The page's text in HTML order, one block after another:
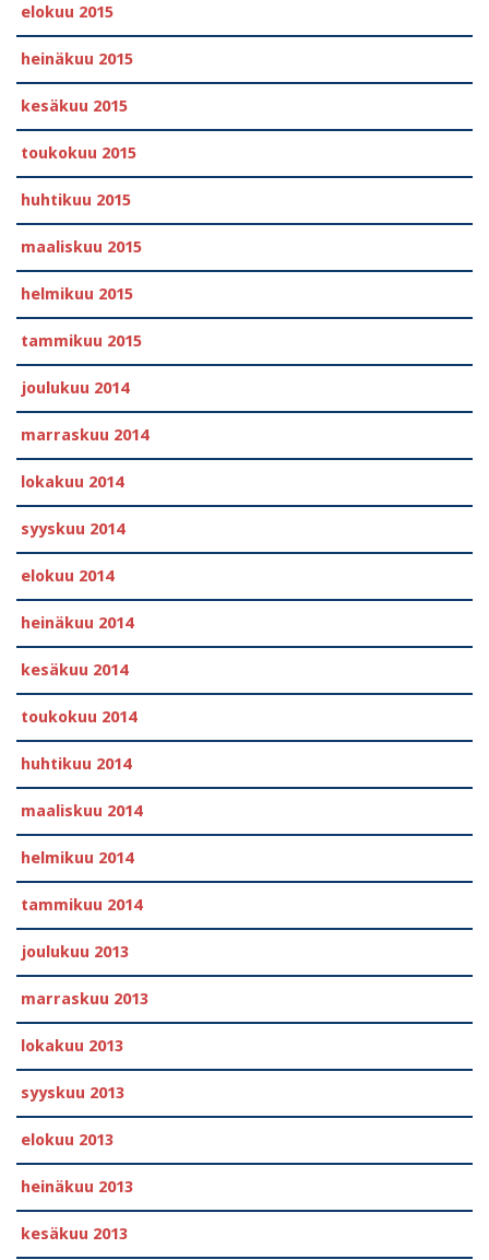
elokuu 2015
heinäkuu 2015
kesäkuu 2015
toukokuu 2015
huhtikuu 2015
maaliskuu 2015
helmikuu 2015
tammikuu 2015
joulukuu 2014
marraskuu 2014
lokakuu 2014
syyskuu 2014
elokuu 2014
heinäkuu 2014
kesäkuu 2014
toukokuu 2014
huhtikuu 2014
maaliskuu 2014
helmikuu 2014
tammikuu 2014
joulukuu 2013
marraskuu 2013
lokakuu 2013
syyskuu 2013
elokuu 2013
heinäkuu 2013
kesäkuu 2013